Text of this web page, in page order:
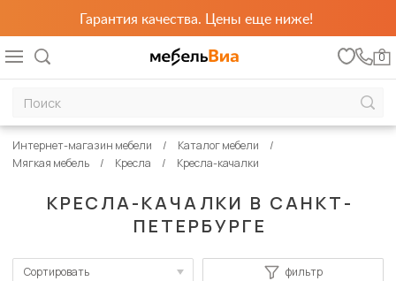
Гарантия качества. Цены еще ниже!
0
КРЕСЛА-КАЧАЛКИ В САНКТ-
ПЕТЕРБУРГЕ
Интернет-магазин мебели
Каталог мебели
Мягкая мебель
Кресла Кресла-качалки
Сортировать
фильтр